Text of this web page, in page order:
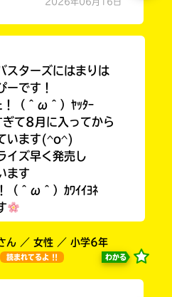
スターズにはまりは
ーです！
（＾ω＾）ﾔｯﾀｰ
て8月に入ってから
います(^o^)
イズ早く発売し
ます
（＾ω＾）ｶﾜｲｲﾖﾈ
ん ／ 女性 ／ 小学6年
読まれてるよ !! わかる